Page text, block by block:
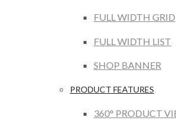
FULL WIDTH GRID
FULL WIDTH LIST
SHOP BANNER
PRODUCT FEATURES
360° PRODUCT